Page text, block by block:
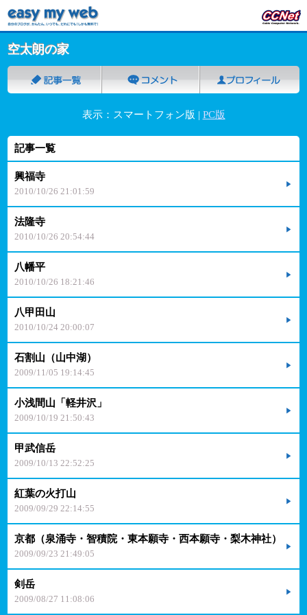
空太朗の家
表示：スマートフォン版 | PC版
記事一覧
興福寺
2010/10/26 21:01:59
法隆寺
2010/10/26 20:54:44
八幡平
2010/10/26 18:21:46
八甲田山
2010/10/24 20:00:07
石割山（山中湖）
2009/11/05 19:14:45
小浅間山「軽井沢」
2009/10/19 21:50:43
甲武信岳
2009/10/13 22:52:25
紅葉の火打山
2009/09/29 22:14:55
京都（泉涌寺・智積院・東本願寺・西本願寺・梨木神社）
2009/09/23 21:49:05
剣岳
2009/08/27 11:08:06